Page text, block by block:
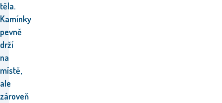
těla.
Kamínky
pevně
drží
na
místě,
ale
zároveň